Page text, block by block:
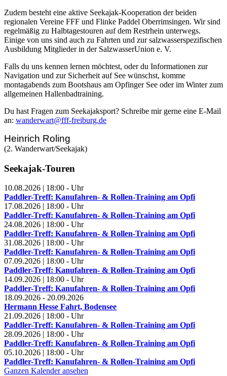
Zudem besteht eine aktive Seekajak-Kooperation der beiden
regionalen Vereine FFF und Flinke Paddel Oberrimsingen. Wir sind
regelmäßig zu Halbtagestouren auf dem Restrhein unterwegs.
Einige von uns sind auch zu Fahrten und zur salzwasserspezifischen
Ausbildung Mitglieder in der SalzwasserUnion e. V.
Falls du uns kennen lernen möchtest, oder du Informationen zur
Navigation und zur Sicherheit auf See wünschst, komme
montagabends zum Bootshaus am Opfinger See oder im Winter zum
allgemeinen Hallenbadtraining.
Du hast Fragen zum Seekajaksport? Schreibe mir gerne eine E-Mail
an: wanderwart@fff-freiburg.de
Heinrich Roling
(2. Wanderwart/Seekajak)
Seekajak-Touren
10.08.2026 | 18:00 - Uhr
Paddler-Treff: Kanufahren- & Rollen-Training am Opfi
17.08.2026 | 18:00 - Uhr
Paddler-Treff: Kanufahren- & Rollen-Training am Opfi
24.08.2026 | 18:00 - Uhr
Paddler-Treff: Kanufahren- & Rollen-Training am Opfi
31.08.2026 | 18:00 - Uhr
Paddler-Treff: Kanufahren- & Rollen-Training am Opfi
07.09.2026 | 18:00 - Uhr
Paddler-Treff: Kanufahren- & Rollen-Training am Opfi
14.09.2026 | 18:00 - Uhr
Paddler-Treff: Kanufahren- & Rollen-Training am Opfi
18.09.2026 - 20.09.2026
Hermann Hesse Fahrt, Bodensee
21.09.2026 | 18:00 - Uhr
Paddler-Treff: Kanufahren- & Rollen-Training am Opfi
28.09.2026 | 18:00 - Uhr
Paddler-Treff: Kanufahren- & Rollen-Training am Opfi
05.10.2026 | 18:00 - Uhr
Paddler-Treff: Kanufahren- & Rollen-Training am Opfi
Ganzen Kalender ansehen